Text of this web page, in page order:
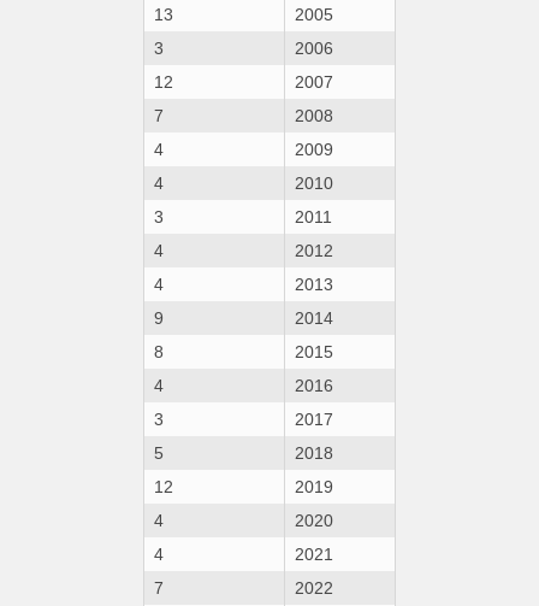
13
2005
3
2006
12
2007
7
2008
4
2009
4
2010
3
2011
4
2012
4
2013
9
2014
8
2015
4
2016
3
2017
5
2018
12
2019
4
2020
4
2021
7
2022